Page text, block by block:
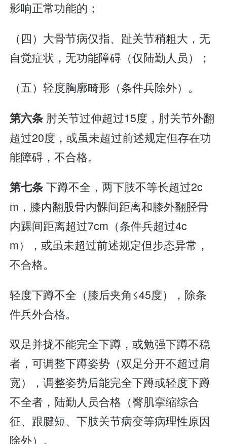
影响正常功能的；
（四）大骨节病仅指、趾关节稍粗大，无
自觉症状，无功能障碍（仅陆勤人员）；
（五）轻度胸廓畸形（条件兵除外）。
第六条 肘关节过伸超过15度，肘关节外翻
超过20度，或虽未超过前述规定但存在功
能障碍，不合格。
第七条下蹲不全，两下肢不等长超过2c
m，膝内翻股骨内髁间距离和膝外翻胫骨
内踝间距离超过7cm（条件兵超过4c
m），或虽未超过前述规定但步态异常，
不合格。
轻度下蹲不全（膝后夹角≤45度），除条
件兵外合格。
双足并拢不能完全下蹲，或勉强下蹲不稳
者，可调整下蹲姿势（双足分开不超过肩
宽），调整姿势后能完全下蹲或轻度下蹲
不全者，陆勤人员合格（臀肌挛缩综合
征、跟腱短、下肢关节病变等病理性原因
除外）。